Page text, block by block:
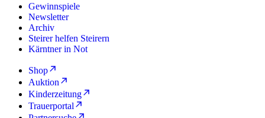
Gewinnspiele
Newsletter
Archiv
Steirer helfen Steirern
Kärntner in Not
Shop
Auktion
Kinderzeitung
Trauerportal